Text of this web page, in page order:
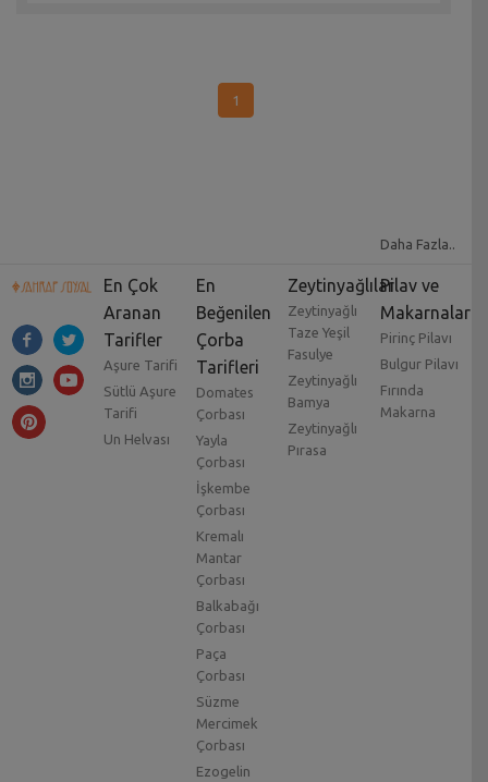
1
Daha Fazla..
En Çok
Aranan
Tarifler
Aşure Tarifi
Sütlü Aşure
Tarifi
Un Helvası
En
Beğenilen
Çorba
Tarifleri
Domates
Çorbası
Yayla
Çorbası
İşkembe
Çorbası
Kremalı
Mantar
Çorbası
Balkabağı
Çorbası
Paça
Çorbası
Süzme
Mercimek
Çorbası
Ezogelin
Zeytinyağlılar
Zeytinyağlı
Taze Yeşil
Fasulye
Zeytinyağlı
Bamya
Zeytinyağlı
Pırasa
Pilav ve
Makarnalar
Pirinç Pilavı
Bulgur Pilavı
Fırında
Makarna